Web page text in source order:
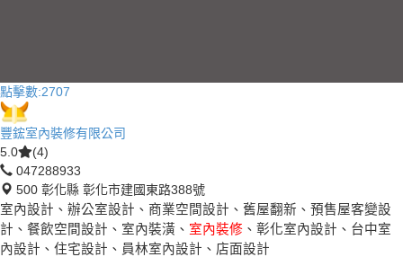
點擊數:2707
豐鋐室內裝修有限公司
5.0
(4)
047288933
500 彰化縣 彰化市建國東路388號
室內設計、辦公室設計、商業空間設計、舊屋翻新、預售屋客變設
計、餐飲空間設計、室內裝潢、 室內裝修 、彰化室內設計、台中室
內設計、住宅設計、員林室內設計、店面設計